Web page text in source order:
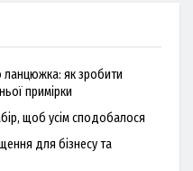
як зробити
примірки
щоб усім сподобалося
для бізнесу та